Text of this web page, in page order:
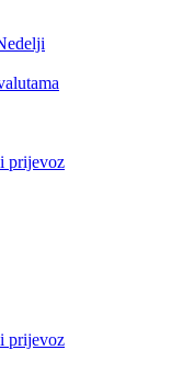
prijevoz
prijevoz